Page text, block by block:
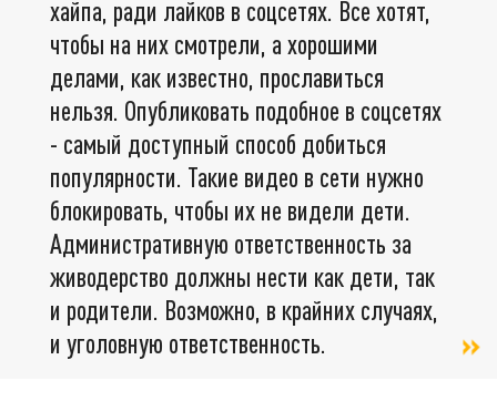
хайпа, ради лайков в соцсетях. Все хотят,
чтобы на них смотрели, а хорошими
делами, как известно, прославиться
нельзя. Опубликовать подобное в соцсетях
- самый доступный способ добиться
популярности. Такие видео в сети нужно
блокировать, чтобы их не видели дети.
Административную ответственность за
живодерство должны нести как дети, так
и родители. Возможно, в крайних случаях,
и уголовную ответственность.